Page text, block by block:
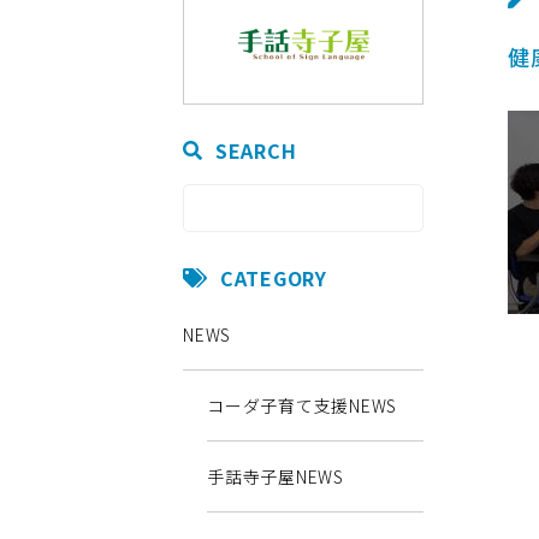
健
SEARCH
CATEGORY
NEWS
コーダ子育て支援NEWS
手話寺子屋NEWS